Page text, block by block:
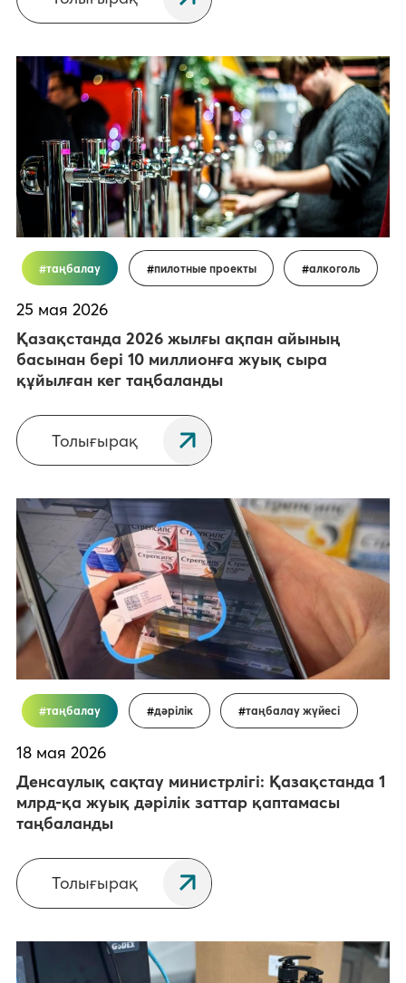
таңбалау пилотные проекты алкоголь
25 мая 2026
Қазақстанда 2026 жылғы ақпан айының
басынан бері 10 миллионға жуық сыра
құйылған кег таңбаланды
Толығырақ
таңбалау дәрілік таңбалау жүйесі
18 мая 2026
Денсаулық сақтау министрлігі: Қазақстанда 1
млрд-қа жуық дәрілік заттар қаптамасы
таңбаланды
Толығырақ